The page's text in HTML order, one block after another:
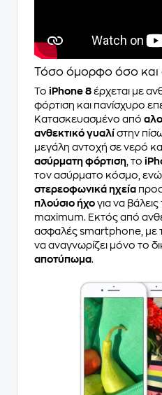
Τόσο όμορφο όσο και
Το iPhone 8 έρχεται με
φόρτιση και πανίσχυρο
Κατασκευασμένο από
ανθεκτικό γυαλί στην
μεγάλη αντοχή σε νερό
ασύρματη φόρτιση , το
τον ασύρματο κόσμο, ενώ
στερεοφωνικά ηχεία
πλούσιο ήχο για να
maximum. Εκτός από
ασφαλές smartphone, με
να αναγνωρίζει μόνο το
αποτύπωμα